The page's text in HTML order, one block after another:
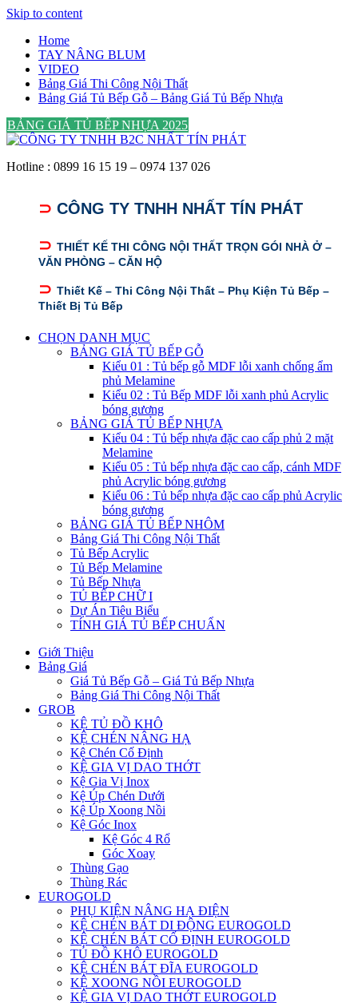
Skip to content
Home
TAY NÂNG BLUM
VIDEO
Bảng Giá Thi Công Nội Thất
Bảng Giá Tủ Bếp Gỗ – Bảng Giá Tủ Bếp Nhựa
BẢNG GIÁ TỦ BẾP NHỰA 2025
Hotline : 0899 16 15 19 – 0974 137 026
⊃ CÔNG TY TNHH NHẤT TÍN PHÁT
⊃ THIẾT KẾ THI CÔNG NỘI THẤT TRỌN GÓI NHÀ Ở –
VĂN PHÒNG – CĂN HỘ
⊃ Thiết Kế – Thi Công Nội Thất – Phụ Kiện Tủ Bếp –
Thiết Bị Tủ Bếp
CHỌN DANH MỤC
BẢNG GIÁ TỦ BẾP GỖ
Kiểu 01 : Tủ bếp gỗ MDF lỗi xanh chống ẩm
phủ Melamine
Kiểu 02 : Tủ Bếp MDF lỗi xanh phủ Acrylic
bóng gương
BẢNG GIÁ TỦ BẾP NHỰA
Kiểu 04 : Tủ bếp nhựa đặc cao cấp phủ 2 mặt
Melamine
Kiểu 05 : Tủ bếp nhựa đặc cao cấp, cánh MDF
phủ Acrylic bóng gương
Kiểu 06 : Tủ bếp nhựa đặc cao cấp phủ Acrylic
bóng gương
BẢNG GIÁ TỦ BẾP NHÔM
Bảng Giá Thi Công Nội Thất
Tủ Bếp Acrylic
Tủ Bếp Melamine
Tủ Bếp Nhựa
TỦ BẾP CHỮ I
Dự Án Tiêu Biểu
TÍNH GIÁ TỦ BẾP CHUẨN
Giới Thiệu
Bảng Giá
Giá Tủ Bếp Gỗ – Giá Tủ Bếp Nhựa
Bảng Giá Thi Công Nội Thất
GROB
KỆ TỦ ĐỒ KHÔ
KỆ CHÉN NÂNG HẠ
Kệ Chén Cố Định
KỆ GIA VỊ DAO THỚT
Kệ Gia Vị Inox
Kệ Úp Chén Dưới
Kệ Úp Xoong Nồi
Kệ Góc Inox
Kệ Góc 4 Rổ
Góc Xoay
Thùng Gạo
Thùng Rác
EUROGOLD
PHỤ KIỆN NÂNG HẠ ĐIỆN
KỆ CHÉN BÁT DI ĐỘNG EUROGOLD
KỆ CHÉN BÁT CỐ ĐỊNH EUROGOLD
TỦ ĐỒ KHÔ EUROGOLD
KỆ CHÉN BÁT ĐĨA EUROGOLD
KỆ XOONG NỒI EUROGOLD
KỆ GIA VỊ DAO THỚT EUROGOLD